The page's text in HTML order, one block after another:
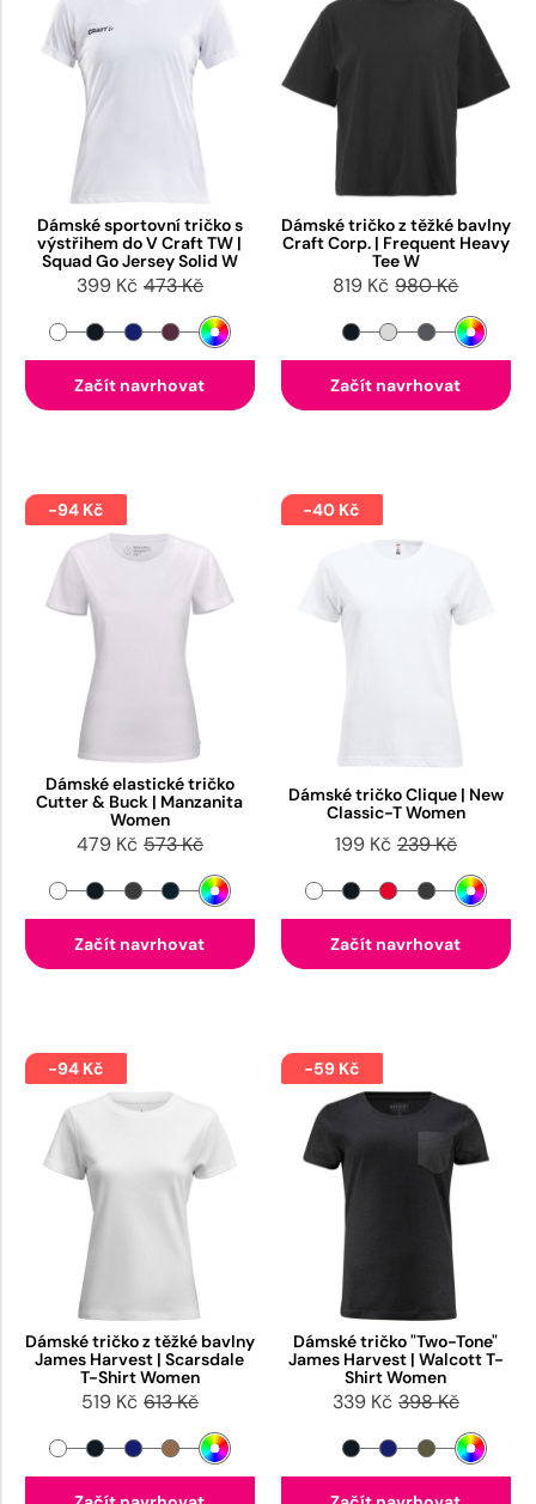
Dámské sportovní tričko s
výstřihem do V Craft TW |
Squad Go Jersey Solid W
399 Kč 473 Kč
Začít navrhovat
Dámské tričko z těžké bavlny
Craft Corp. | Frequent Heavy
Tee W
819 Kč 980 Kč
Začít navrhovat
-94 Kč
Dámské elastické tričko
Cutter & Buck | Manzanita
Women
479 Kč 573 Kč
Začít navrhovat
-40 Kč
Dámské tričko Clique | New
Classic-T Women
199 Kč 239 Kč
Začít navrhovat
-94 Kč
Dámské tričko z těžké bavlny
James Harvest | Scarsdale
T-Shirt Women
519 Kč 613 Kč
-59 Kč
Dámské tričko "Two-Tone"
James Harvest | Walcott T-
Shirt Women
339 Kč 398 Kč